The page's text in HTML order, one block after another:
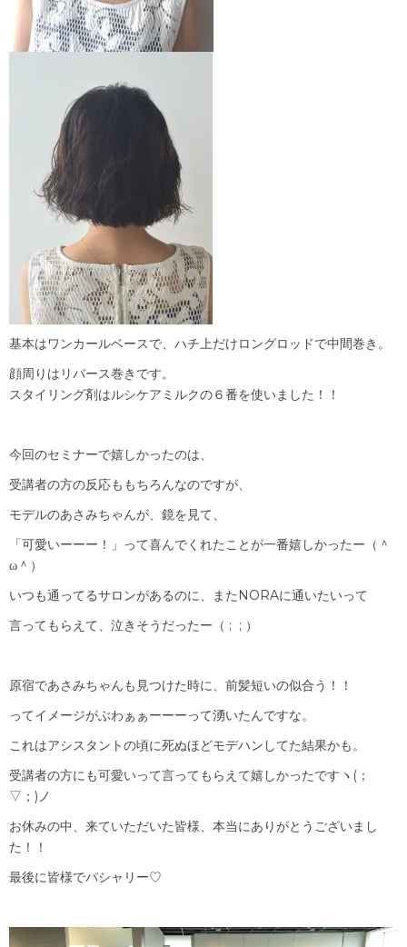
基本はワンカールベースで、ハチ上だけロングロッドで中間巻き。
顔周りはリバース巻きです。
スタイリング剤はルシケアミルクの６番を使いました！！
今回のセミナーで嬉しかったのは、
受講者の方の反応ももちろんなのですが、
モデルのあさみちゃんが、鏡を見て、
「可愛いーーー！」って喜んでくれたことが一番嬉しかったー（＾
ω＾）
いつも通ってるサロンがあるのに、またNORAに通いたいって
言ってもらえて、泣きそうだったー（ ; ; ）
原宿であさみちゃんも見つけた時に、前髪短いの似合う！！
ってイメージがぶわぁぁーーーって湧いたんですな。
これはアシスタントの頃に死ぬほどモデハンしてた結果かも。
受講者の方にも可愛いって言ってもらえて嬉しかったですヽ(；
▽；)ノ
お休みの中、来ていただいた皆様、本当にありがとうございまし
た！！
最後に皆様でパシャリー♡